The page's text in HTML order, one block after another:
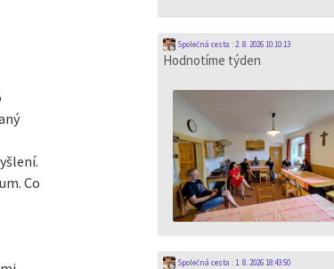
Co
Společná cesta :2. 8. 2026 10:10:13
Hodnotíme týden
Společná cesta : 1. 8. 2026 18:43:50